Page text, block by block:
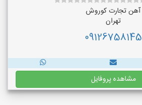
آهن تجارت کوروش
تهران
09126758145
مشاهده پروفایل